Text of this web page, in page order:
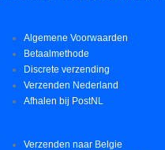
Algemene Voorwaarden
Betaalmethode
Discrete verzending
Verzenden Nederland
Afhalen bij PostNL
Verzenden naar Belgie